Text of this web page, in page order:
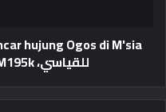
للقياسي، RM195k للمسافة الطويلة